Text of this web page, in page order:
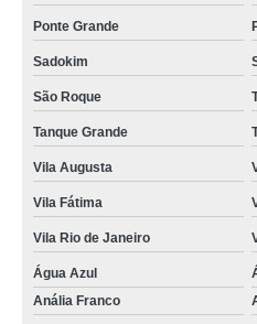
Ponte Grande
Sadokim
São Roque
Tanque Grande
Vila Augusta
Vila Fátima
Vila Rio de Janeiro
Água Azul
Anália Franco